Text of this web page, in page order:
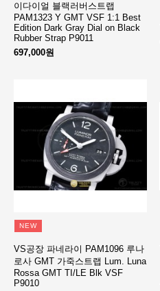
이다이얼 블랙러버스트랩
PAM1323 Y GMT VSF 1:1 Best
Edition Dark Gray Dial on Black
Rubber Strap P9011
697,000원
NEW
VS공장 파네라이 PAM1096 루나
로사 GMT 가죽스트랩 Lum. Luna
Rossa GMT TI/LE Blk VSF
P9010